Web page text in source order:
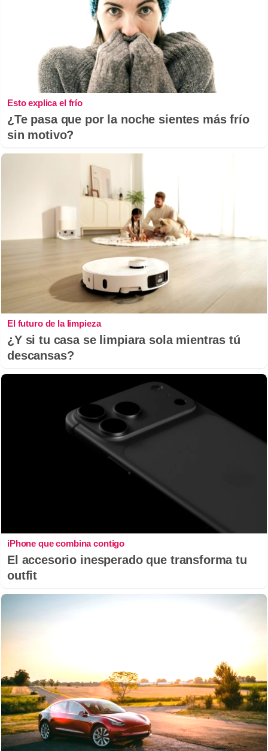
Esto explica el frío
¿Te pasa que por la noche sientes más frío
sin motivo?
El futuro de la limpieza
¿Y si tu casa se limpiara sola mientras tú
descansas?
iPhone que combina contigo
El accesorio inesperado que transforma tu
outfit